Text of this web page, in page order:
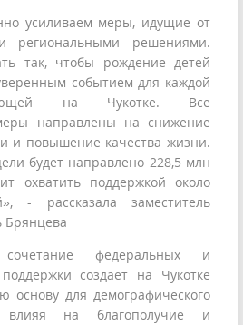
усиливаем меры, идущие от
региональными решениями.
так, чтобы рождение детей
событием для каждой
на Чукотке. Все
направлены на снижение
и повышение качества жизни.
будет направлено 228,5 млн
охватить поддержкой около
- рассказала заместитель
Брянцева
федеральных и
создаёт на Чукотке
основу для демографического
влияя на благополучие и